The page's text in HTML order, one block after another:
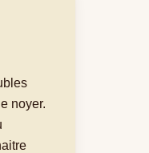
noyer.